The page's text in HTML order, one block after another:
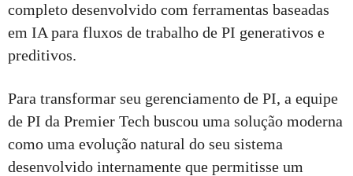
completo desenvolvido com ferramentas baseadas
em IA para fluxos de trabalho de PI generativos e
preditivos.
Para transformar seu gerenciamento de PI, a equipe
de PI da Premier Tech buscou uma solução moderna
como uma evolução natural do seu sistema
desenvolvido internamente que permitisse um